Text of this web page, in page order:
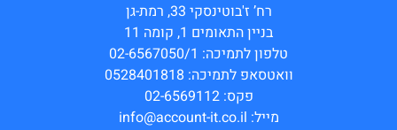
רח’ ז'בוטינסקי 33, רמת-גן
בניין התאומים 1, קומה 11
טלפון לתמיכה: 02-6567050/1
וואטסאפ לתמיכה: 0528401818
פקס: 02-6569112
מייל: info@account-it.co.il